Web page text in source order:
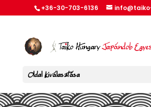
+36-30-703-6136
Oldal kiválasztása